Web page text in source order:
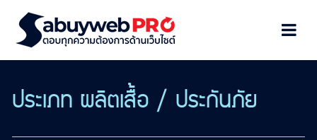
ประเภท ผลิตเสื้อ / ประกันภัย